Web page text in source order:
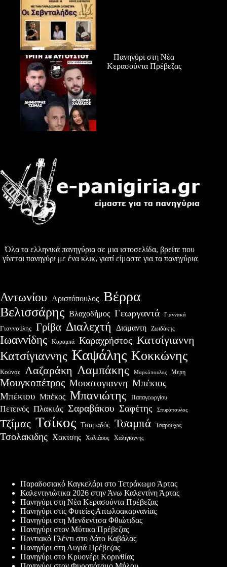
Πανηγύρι στη Νέα
Κερασούντα Πρέβεζας
Όλα τα ελληνικά πανηγύρια σε μια ιστοσελίδα, βρείτε που
γίνεται πανηγύρι με ένα κλικ, γιατί είμαστε για τα πανηγύρια
Αντωνίου Αριστόπουλος Βέρρα
Βελισσάρης Βλαχοδήμος Γεωργαντά Γιαννακά
Γιαννούλης Γρίβα Διαλεχτή Διαμαντη Ζωιδάκης
Ιωαννίδης Καραμπά Καραχρήστος Κατσίγιαννη
Κατσίγιαννης Καψάλης Κοκκώνης
Κούνας Λαζαράκη Λαμπάκης Μαρκόπουλος Μερη
Μουγκοπέτρος Μουστογιαννη Μπέκιος
Μπέκιου Μπέκος Μπανιώτης Παπαγεωργίου
Πετεινός Πλακιάς Σαραβάκου Σαφέτης Σπυρόπουλος
Τζίμας Τσίκος Τσαμαδός Τσαμπά Τσαρουχας
Τσολακιδης Χακτσης Χαλιάσος Χαλιγιάννης
Παραδοσιακό Καγκελάρι στο Τετράκωμο Άρτας
Καλεντινιώτικα 2026 στην Άνω Καλεντίνη Άρτας
Πανηγύρι στη Νέα Κερασούντα Πρέβεζας
Πανηγύρι στις Φυτείες Αιτωλοακαρνανίας
Πανηγύρι στη Μενδενίτσα Φθιώτιδας
Πανηγύρι στον Μύτικα Πρέβεζας
Ποντιακό Γλέντι στο Δάτο Καβάλας
Πανηγύρι στη Λυγιά Πρέβεζας
Πανηγύρι στο Κρυονέρι Κορινθίας